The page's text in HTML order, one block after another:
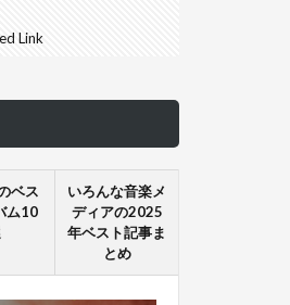
Link
ベス
ム10
いろんな音楽メ
ディアの2025
年ベスト記事ま
とめ